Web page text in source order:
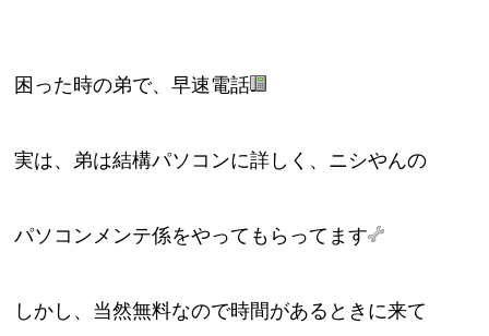
困った時の弟で、早速電話
実は、弟は結構パソコンに詳しく、ニシやんの
パソコンメンテ係をやってもらってます
しかし、当然無料なので時間があるときに来て